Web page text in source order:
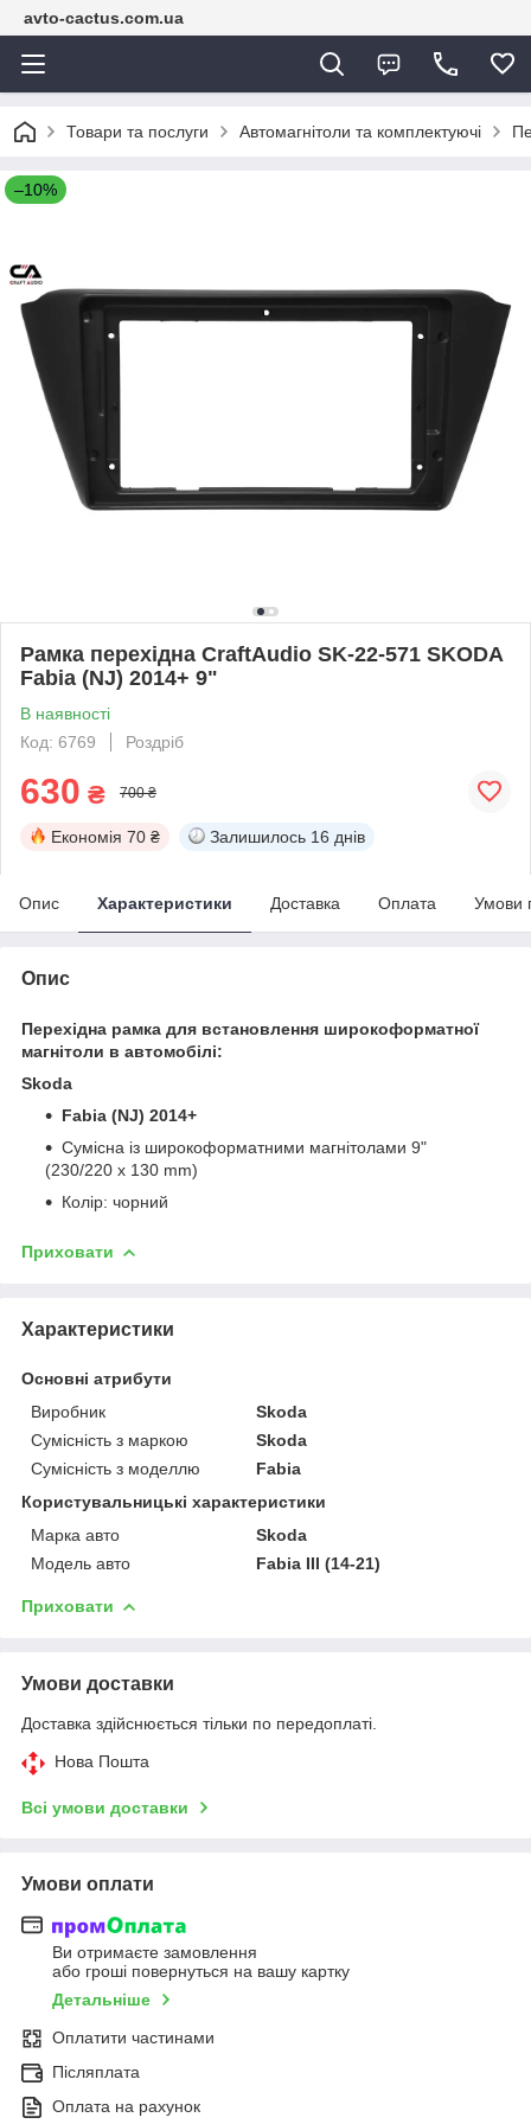
avto-cactus.com.ua
Товари та послуги Автомагнітоли та комплектуючі
–10%
Рамка перехідна CraftAudio SK-22-571 SKODA
Fabia (NJ) 2014+ 9"
В наявності
Код: 6769
Роздріб
630 ₴ 700 ₴
Економія 70 ₴ Залишилось 16 днів
Опис Характеристики Доставка Оплата Умови
Опис
Перехідна рамка для встановлення широкоформатної
магнітоли в автомобілі:
Skoda
Fabia (NJ) 2014+
Сумісна із широкоформатними магнітолами 9"
(230/220 х 130 mm)
Колір: чорний
Приховати
Характеристики
Основні атрибути
Виробник
Skoda
Сумісність з маркою
Skoda
Сумісність з моделлю
Fabia
Користувальницькі характеристики
Марка авто
Skoda
Модель авто
Fabia III (14-21)
Приховати
Умови доставки
Доставка здійснюється тільки по передоплаті.
Нова Пошта
Всі умови доставки
Умови оплати
Ви отримаєте замовлення
або гроші повернуться на вашу картку
Детальніше
Оплатити частинами
Післяплата
Оплата на рахунок